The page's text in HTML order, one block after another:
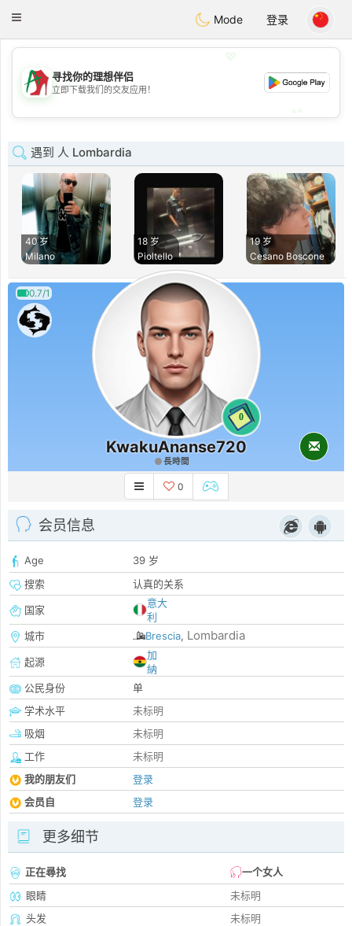
AmamiOra
Toggle
Mode 登录
💖
💕
寻找你的理想伴侣
立即下载我们的交友应用！
遇到 人 Lombardia
40 岁
Milano
18 岁
Pioltello
19 岁
Cesano Boscone
0.7/1
0
KwakuAnanse720
長時間
0
会员信息
Age
39 岁
搜索
认真的关系
国家
意大
利
城市
Brescia, Lombardia
起源
加
納
公民身份
单
学术水平
未标明
吸烟
未标明
工作
未标明
我的朋友们
登录
会员自
登录
更多细节
正在尋找
一个女人
眼睛
未标明
头发
未标明